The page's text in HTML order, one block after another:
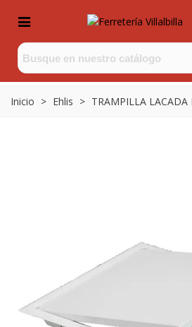
Inicio > Ehlis > TRAMPILLA LACADA